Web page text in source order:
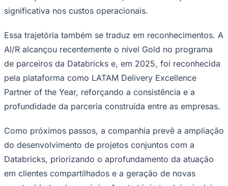
significativa nos custos operacionais.
Essa trajetória também se traduz em reconhecimentos. A
AI/R alcançou recentemente o nível Gold no programa
de parceiros da Databricks e, em 2025, foi reconhecida
pela plataforma como LATAM Delivery Excellence
Partner of the Year, reforçando a consistência e a
profundidade da parceria construída entre as empresas.
Como próximos passos, a companhia prevê a ampliação
do desenvolvimento de projetos conjuntos com a
Databricks, priorizando o aprofundamento da atuação
em clientes compartilhados e a geração de novas